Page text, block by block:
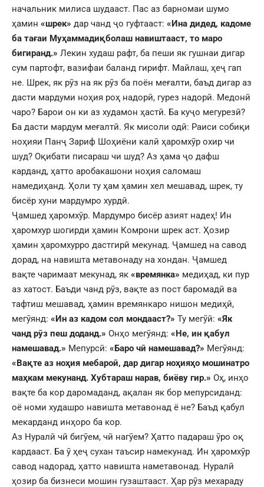
начальник милиса шудааст. Пас аз барномаи шумо
ҳамин «шрек» дар чанд ҷо гуфтааст: «Ина дидед, кадоме
ба тағаи Муҳаммадиқболаш навиштааст, то маро
бигиранд.» Лекин худаш рафт, ба пеши як гушнаи дигар
сум партофт, вазифаи баланд гирифт. Майлаш, ҳеҷ гап
не. Шрек, як рӯз на як рӯз ба поён меғалти, баъд дигар аз
дасти мардуми ноҳия роҳ надорӣ, гурез надорӣ. Медонӣ
чаро? Барои он ки аз худамон ҳастӣ. Ба куҷо мегурезӣ?
Ба дасти мардум меғалтӣ. Як мисоли одӣ: Раиси собиқи
ноҳияи Панҷ Зариф Шоҳиёни калӣ ҳаромхӯр охир чи
шуд? Оқибати писараш чи шуд? Аз ҳама ҷо дафш
карданд, ҳатто аробакашони ноҳия саломаш
намедиҳанд. Ҳоли ту ҳам ҳамин хел мешавад, шрек, ту
бисёр хуни мардумро хурдӣ.
Ҷамшед ҳаромхӯр. Мардумро бисёр азият надеҳ! Ин
ҳаромхур шогирди ҳамин Комрони шрек аст. Ҳозир
ҳамин ҳаромхурро дастгирӣ мекунад. Ҷамшед на савод
дорад, на навишта метавонаду на хондан. Ҷамшед
вақте чаримаат мекунад, як «времянка» медиҳад, ки пур
аз хатост. Баъди чанд рӯз, вақте аз пост баромадӣ ва
тафтиш мешавад, ҳамин времянкаро нишон медиҳӣ,
мегӯянд: «Ин аз кадом сол мондааст?» Ту мегӯӣ: «Як
чанд рӯз пеш доданд.» Онҳо мегӯянд: «Не, ин қабул
намешавад.» Мепурсӣ: «Баро чӣ намешавад?» Мегӯянд:
«Вақте аз ноҳия мебароӣ, дар дигар ноҳияҳо мошинатро
маҳкам мекунанд. Хубтараш нарав, биёву гир.» Оҳ, инҳо
вақте ба кор даромаданд, ақалан як бор мепурсиданд:
оё номи худашро навишта метавонад ё не? Баъд қабул
мекарданд инҳоро ба кор.
Аз Нуралӣ чӣ бигӯем, чӣ нагӯем? Ҳатто падараш ӯро оқ
кардааст. Ба ӯ ҳеҷ сухан таъсир намекунад. Ин ҳаромхӯр
савод надорад, ҳатто навишта наметавонад. Нуралӣ
ҳозир ба бизнеси мошин гузаштааст. Ҳар рӯз мехараду